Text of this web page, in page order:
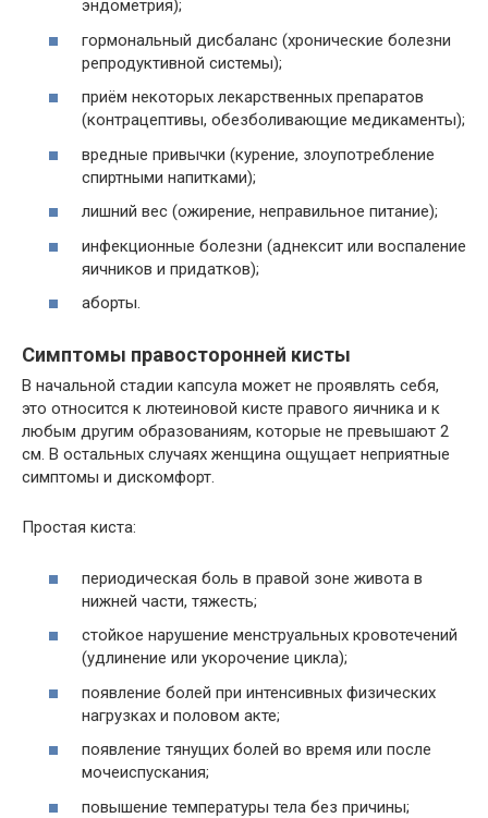
эндометрия);
гормональный дисбаланс (хронические болезни
репродуктивной системы);
приём некоторых лекарственных препаратов
(контрацептивы, обезболивающие медикаменты);
вредные привычки (курение, злоупотребление
спиртными напитками);
лишний вес (ожирение, неправильное питание);
инфекционные болезни (аднексит или воспаление
яичников и придатков);
аборты.
Симптомы правосторонней кисты
В начальной стадии капсула может не проявлять себя,
это относится к лютеиновой кисте правого яичника и к
любым другим образованиям, которые не превышают 2
см. В остальных случаях женщина ощущает неприятные
симптомы и дискомфорт.
Простая киста:
периодическая боль в правой зоне живота в
нижней части, тяжесть;
стойкое нарушение менструальных кровотечений
(удлинение или укорочение цикла);
появление болей при интенсивных физических
нагрузках и половом акте;
появление тянущих болей во время или после
мочеиспускания;
повышение температуры тела без причины;